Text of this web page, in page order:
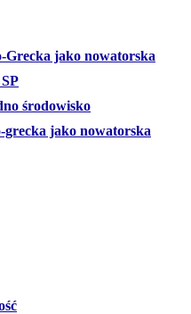
Grecka jako nowatorska
środowisko
grecka jako nowatorska